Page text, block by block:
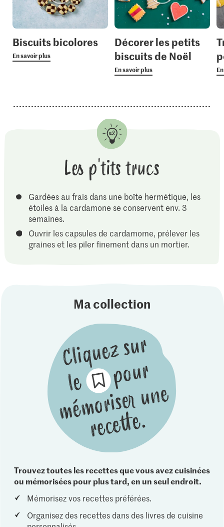
Biscuits bicolores
En savoir plus
Décorer les petits
biscuits de Noël
En savoir plus
Les p'tits trucs
Gardées au frais dans une boîte hermétique, les
étoiles à la cardamone se conservent env. 3
semaines.
Ouvrir les capsules de cardamome, prélever les
graines et les piler finement dans un mortier.
Ma collection
Trouvez toutes les recettes que vous avez cuisinées
ou mémorisées pour plus tard, en un seul endroit.
Mémorisez vos recettes préférées.
Organisez des recettes dans des livres de cuisine